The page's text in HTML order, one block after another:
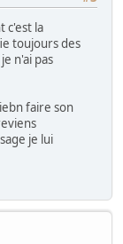
c'est la
toujours des
n'ai pas
faire son
je lui